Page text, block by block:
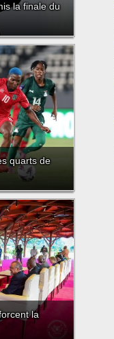
la finale du
quarts de
la